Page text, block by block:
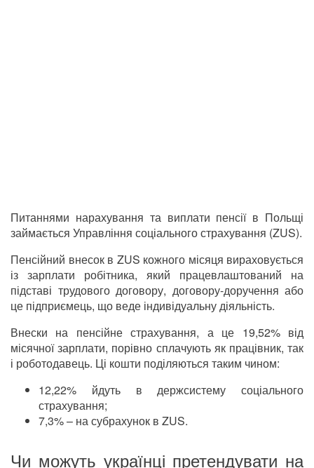
Питаннями нарахування та виплати пенсії в Польщі
займається Управління соціального страхування (ZUS).
Пенсійний внесок в ZUS кожного місяця вираховується
із зарплати робітника, який працевлаштований на
підставі трудового договору, договору-доручення або
це підприємець, що веде індивідуальну діяльність.
Внески на пенсійне страхування, а це 19,52% від
місячної зарплати, порівно сплачують як працівник, так
і роботодавець. Ці кошти поділяються таким чином:
12,22% йдуть в держсистему соціального
страхування;
7,3% – на субрахунок в ZUS.
Чи можуть українці претендувати на